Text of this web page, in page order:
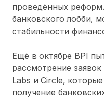
проведённых
банковского лобби,
стабильности
Ещё в октябре BPI
рассмотрение
Labs и Circle,
получение